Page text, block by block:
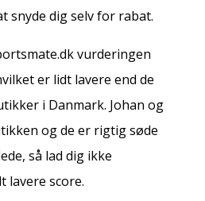
snyde dig selv for rabat.
vurderingen
er lidt lavere end de
i Danmark. Johan og
og de er rigtig søde
så lad dig ikke
lavere score.